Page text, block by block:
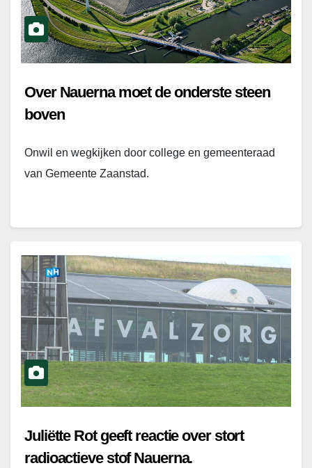
Over Nauerna moet de onderste steen
boven
Onwil en wegkijken door college en gemeenteraad
van Gemeente Zaanstad.
Juliëtte Rot geeft reactie over stort
radioactieve stof Nauerna.